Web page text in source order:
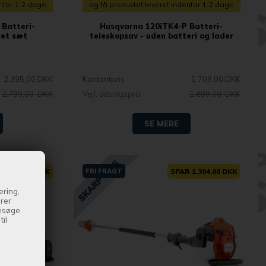
1-2 dage
Batteri-
sæt
2.395,00 DKK
2.799,00 DKK
og få produktet leveret indenfor 1-2 dage
Husqvarna 120iTK4-P Batteri-
teleskopsav - uden batteri og lader
Kontantpris
1.709,00 DKK
Vejl. udsalgspris
1.899,00 DKK
SE MERE
350,00 DKK FRI FRAGT SPAR 1.304,00 DKK